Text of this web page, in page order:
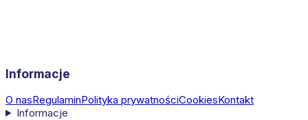
Informacje
O nasRegulaminPolityka prywatnościCookiesKontakt
Informacje